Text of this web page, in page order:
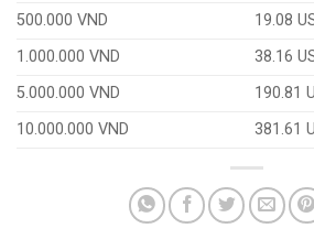
500.000 VND
19.08
1.000.000 VND
38.16
5.000.000 VND
190.81
10.000.000 VND
381.61